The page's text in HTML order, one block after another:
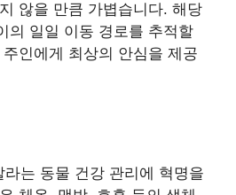
않을 만큼 가볍습니다. 해당
의 일일 이동 경로를 추적할
인에게 최상의 안심을 제공
라는 동물 건강 관리에 혁명을